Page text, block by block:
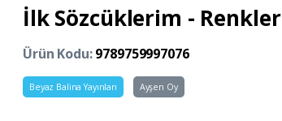
İlk Sözcüklerim - Renkler
Ürün Kodu:9789759997076
Beyaz Balina Yayınları Ayşen Oy